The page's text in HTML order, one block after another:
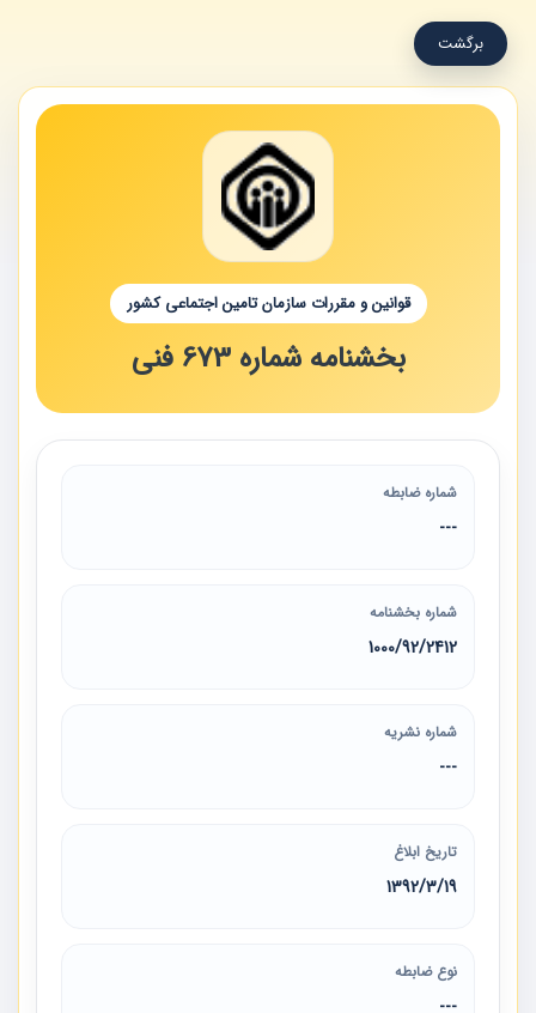
برگشت
قوانین و مقررات سازمان تامین اجتماعی کشور
بخشنامه شماره 673 فنی
شماره ضابطه
---
شماره بخشنامه
1000/92/2412
شماره نشریه
---
تاریخ ابلاغ
1392/3/19
نوع ضابطه
---